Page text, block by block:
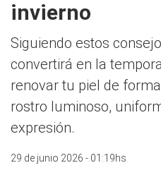
invierno
Siguiendo estos
convertirá en la
renovar tu piel de
rostro luminoso,
expresión.
29 de junio 2026 - 01:19hs